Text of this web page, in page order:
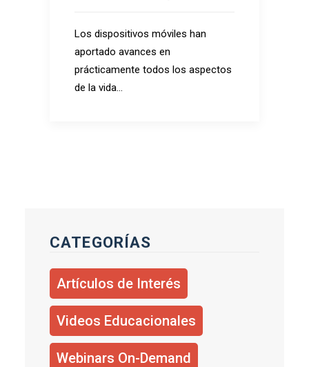
Los dispositivos móviles han
aportado avances en
prácticamente todos los aspectos
de la vida…
CATEGORÍAS
Artículos de Interés
Videos Educacionales
Webinars On-Demand